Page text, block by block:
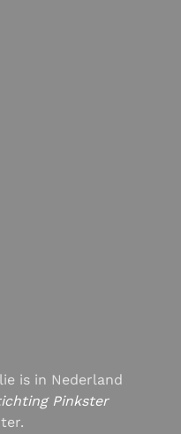
is in Nederland
Pinkster